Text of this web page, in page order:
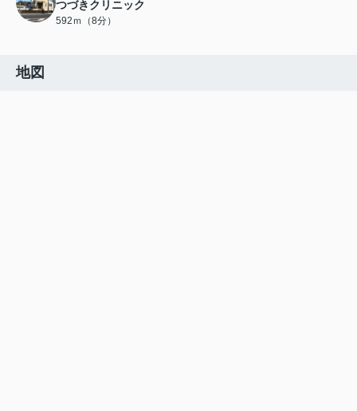
つづきクリニック
592ｍ（8分）
地図